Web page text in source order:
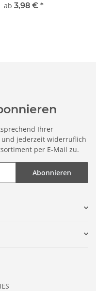
ab 3,98 € *
Ihrer
und jederzeit widerruflich
per E-Mail zu.
Abonnieren